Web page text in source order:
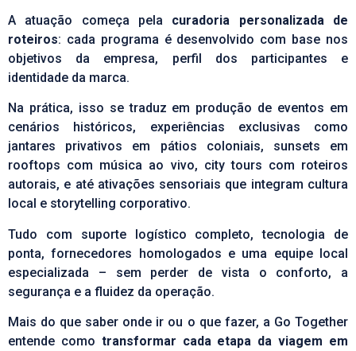
A atuação começa pela curadoria personalizada de
roteiros: cada programa é desenvolvido com base nos
objetivos da empresa, perfil dos participantes e
identidade da marca.
Na prática, isso se traduz em produção de eventos em
cenários históricos, experiências exclusivas como
jantares privativos em pátios coloniais, sunsets em
rooftops com música ao vivo, city tours com roteiros
autorais, e até ativações sensoriais que integram cultura
local e storytelling corporativo.
Tudo com suporte logístico completo, tecnologia de
ponta, fornecedores homologados e uma equipe local
especializada – sem perder de vista o conforto, a
segurança e a fluidez da operação.
Mais do que saber onde ir ou o que fazer, a Go Together
entende como transformar cada etapa da viagem em